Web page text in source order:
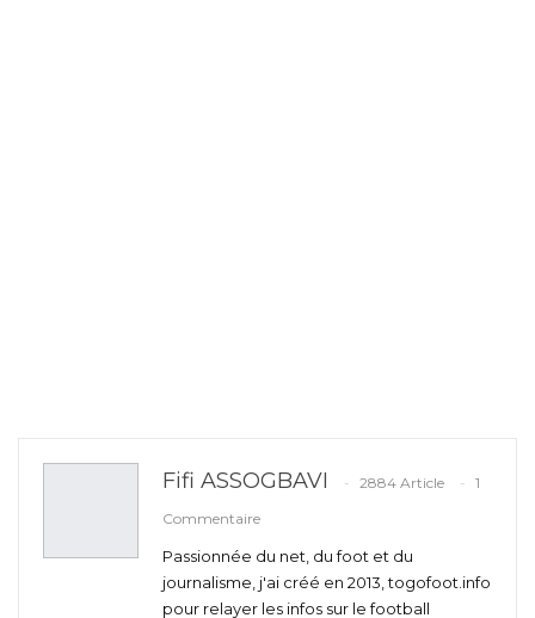
Fifi ASSOGBAVI 2884 Article
1
Commentaire
Passionnée du net, du foot et du
journalisme, j'ai créé en 2013, togofoot.info
pour relayer les infos sur le football